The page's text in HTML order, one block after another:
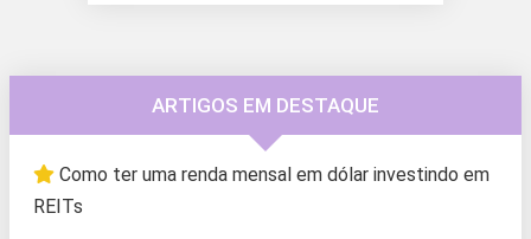
ARTIGOS EM DESTAQUE
Como ter uma renda mensal em dólar investindo em
REITs